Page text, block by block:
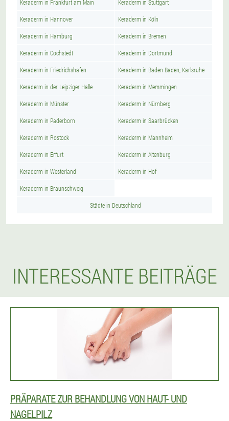
Keraderm in Frankfurt am Main Keraderm in Stuttgart
Keraderm in Hannover Keraderm in Köln
Keraderm in Hamburg Keraderm in Bremen
Keraderm in Cochstedt Keraderm in Dortmund
Keraderm in Friedrichshafen Keraderm in Baden Baden, Karlsruhe
Keraderm in der Leipziger Halle Keraderm in Memmingen
Keraderm in Münster Keraderm in Nürnberg
Keraderm in Paderborn Keraderm in Saarbrücken
Keraderm in Rostock Keraderm in Mannheim
Keraderm in Erfurt Keraderm in Altenburg
Keraderm in Westerland Keraderm in Hof
Keraderm in Braunschweig
Städte in Deutschland
INTERESSANTE BEITRÄGE
PRÄPARATE ZUR BEHANDLUNG VON HAUT- UND
NAGELPILZ